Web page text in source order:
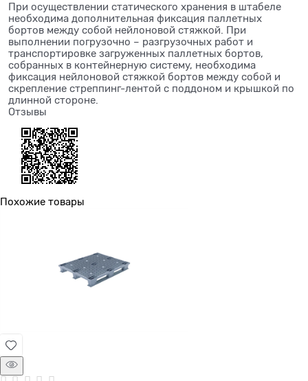
При осуществлении статического хранения в штабеле
необходима дополнительная фиксация паллетных
бортов между собой нейлоновой стяжкой. При
выполнении погрузочно – разгрузочных работ и
транспортировке загруженных паллетных бортов,
собранных в контейнерную систему, необходима
фиксация нейлоновой стяжкой бортов между собой и
скрепление стреппинг-лентой с поддоном и крышкой по
длинной стороне.
Отзывы
Похожие товары